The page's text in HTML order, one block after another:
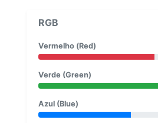
RGB
Vermelho (Red)
Verde (Green)
Azul (Blue)